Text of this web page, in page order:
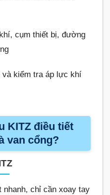
cụm thiết bị, đường
kiểm tra áp lực khí
KITZ điều tiết
van cổng?
nhanh, chỉ cần xoay tay